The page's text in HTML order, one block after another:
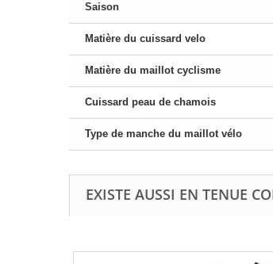
Saison
Matière du cuissard velo
Matière du maillot cyclisme
Cuissard peau de chamois
Type de manche du maillot vélo
EXISTE AUSSI EN TENUE